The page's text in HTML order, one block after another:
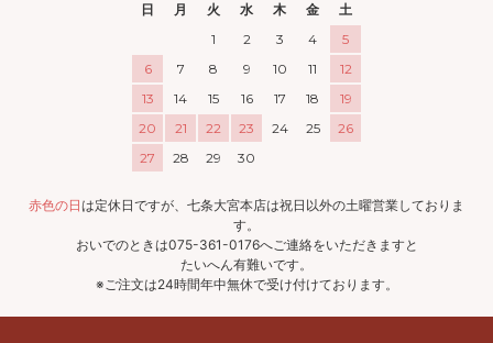
日
月 火 水 木 金
土
1
2 3 4
5
6
7 8 9 10 11
12
13
14 15 16 17 18
19
20
21 22 23 24 25
26
27
28 29 30
赤色の日は定休日ですが、七条大宮本店は祝日以外の土曜営業しておりま
す。
おいでのときは075-361-0176へご連絡をいただきますと
たいへん有難いです。
※ご注文は24時間年中無休で受け付けております。